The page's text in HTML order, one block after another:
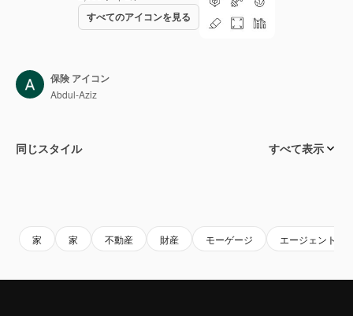
すべてのアイコンを見る
保険 アイコン
Abdul-Aziz
同じスタイル すべて表示
家 家 不動産 財産 モーゲージ エージェント